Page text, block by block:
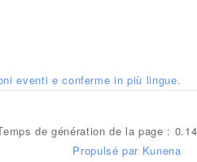
eventi e conferme in più lingue.
de génération de la page :
Propulsé par Kunena